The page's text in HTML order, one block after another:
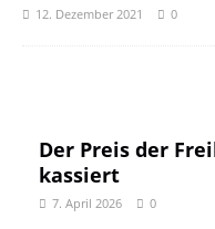
12. Dezember 2021 0
Der Preis der
kassiert
7. April 2026 0